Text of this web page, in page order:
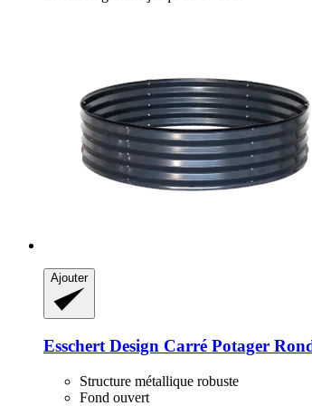
Ajouter
Esschert Design Carré Potager
Structure métallique robuste
Fond ouvert